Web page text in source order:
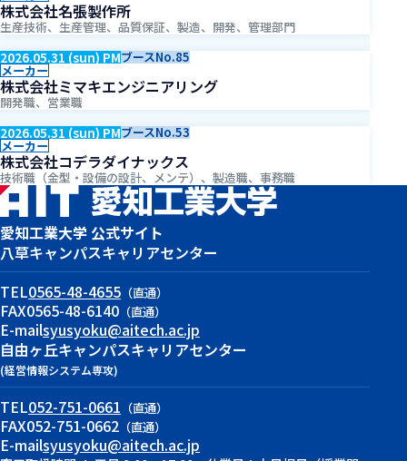
株式会社名張製作所
生産技術、生産管理、品質保証、製造、開発、管理部門
2026.05.31 (sun) PMブースNo.85
メーカー
株式会社ミマキエンジニアリング
開発職、営業職
2026.05.31 (sun) PMブースNo.53
メーカー
株式会社コデラダイナックス
技術職（金型・設備の設計、メンテ）、製造職、事務職
愛知工業大学 公式サイト
八草キャンパスキャリアセンター
TEL0565-48-4655 （直通）
FAX0565-48-6140 （直通）
E-mailsyusyoku@aitech.ac.jp
自由ヶ丘キャンパスキャリアセンター
(経営情報システム専攻)
TEL052-751-0661 （直通）
FAX052-751-0662 （直通）
E-mailsyusyoku@aitech.ac.jp